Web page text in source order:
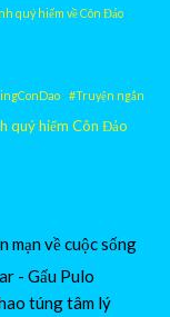
quý hiếm về Côn Đảo
#Truyện ngắn
quý hiếm Côn Đảo
mạn về cuộc sống
- Gấu Pulo
túng tâm lý